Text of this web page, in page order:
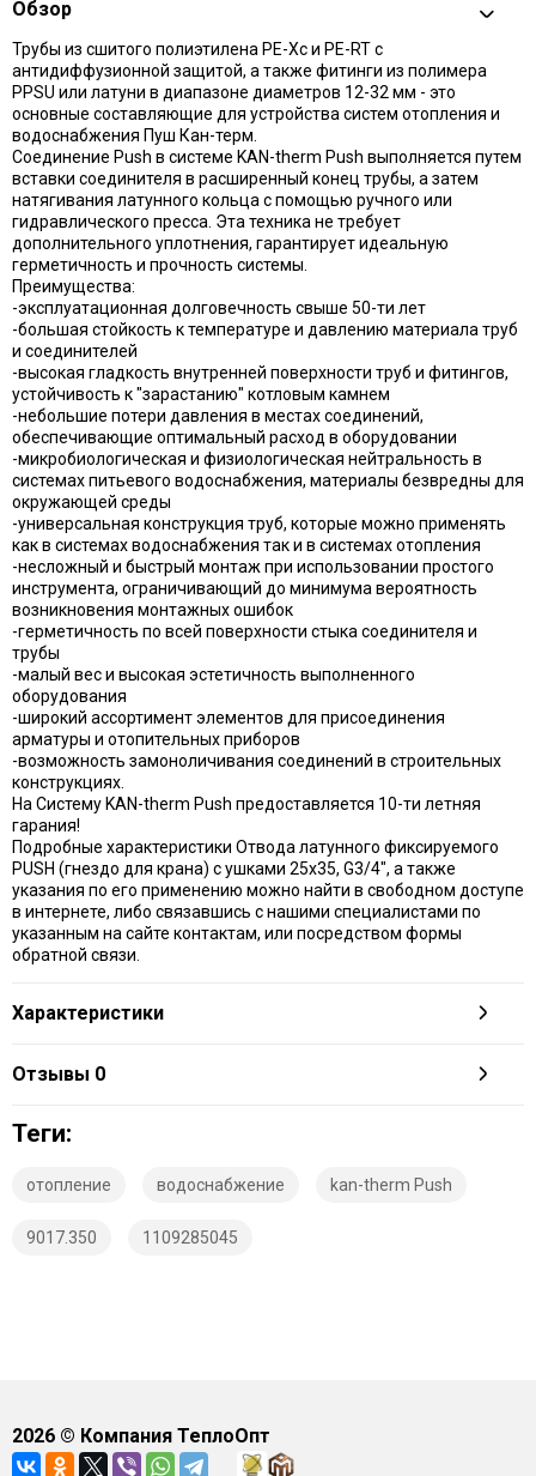
Обзор
Трубы из сшитого полиэтилена PE-Xc и PE-RT с
антидиффузионной защитой, а также фитинги из полимера
PPSU или латуни в диапазоне диаметров 12-32 мм - это
основные составляющие для устройства систем отопления и
водоснабжения Пуш Кан-терм.
Соединение Push в системе KAN-therm Push выполняется путем
вставки соединителя в расширенный конец трубы, а затем
натягивания латунного кольца с помощью ручного или
гидравлического пресса. Эта техника не требует
дополнительного уплотнения, гарантирует идеальную
герметичность и прочность системы.
Преимущества:
-эксплуатационная долговечность свыше 50-ти лет
-большая стойкость к температуре и давлению материала труб
и соединителей
-высокая гладкость внутренней поверхности труб и фитингов,
устойчивость к "зарастанию" котловым камнем
-небольшие потери давления в местах соединений,
обеспечивающие оптимальный расход в оборудовании
-микробиологическая и физиологическая нейтральность в
системах питьевого водоснабжения, материалы безвредны для
окружающей среды
-универсальная конструкция труб, которые можно применять
как в системах водоснабжения так и в системах отопления
-несложный и быстрый монтаж при использовании простого
инструмента, ограничивающий до минимума вероятность
возникновения монтажных ошибок
-герметичность по всей поверхности стыка соединителя и
трубы
-малый вес и высокая эстетичность выполненного
оборудования
-широкий ассортимент элементов для присоединения
арматуры и отопительных приборов
-возможность замоноличивания соединений в строительных
конструкциях.
На Систему KAN-therm Push предоставляется 10-ти летняя
гарания!
Подробные характеристики Отвода латунного фиксируемого
PUSH (гнездо для крана) с ушками 25х35, G3/4", а также
указания по его применению можно найти в свободном доступе
в интернете, либо связавшись с нашими специалистами по
указанным на сайте контактам, или посредством формы
обратной связи.
Характеристики
Отзывы 0
Теги:
отопление водоснабжение kan-therm Push
9017.350 1109285045
2026© Компания ТеплоОпт